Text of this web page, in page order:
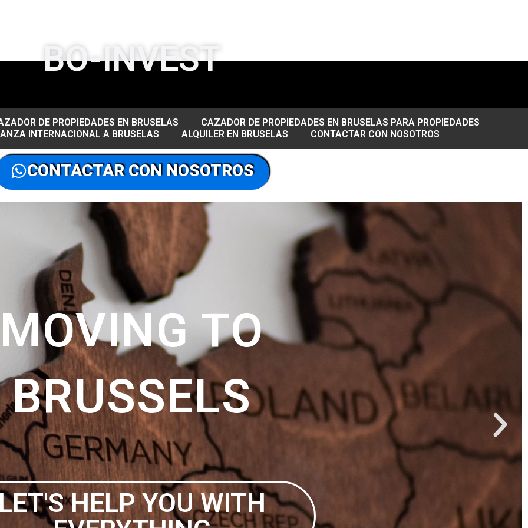
BO-INVEST
DE PROPIEDADES EN BRUSELAS
CAZADOR DE PROPIEDADES EN BRUSELAS PARA PROPIEDADES
INTERNACIONAL A BRUSELAS
ALQUILER EN BRUSELAS CONTACTAR CON NOSOTROS
CONTACTAR CON NOSOTROS
SU ALIADO EN EL